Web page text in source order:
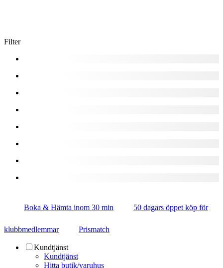
Filter
Boka & Hämta inom 30 min 50 dagars öppet köp för
klubbmedlemmar Prismatch
Kundtjänst
Kundtjänst
Hitta butik/varuhus